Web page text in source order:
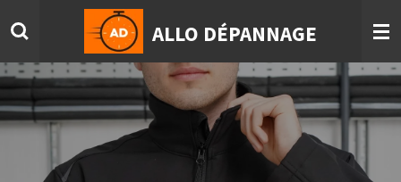
au
principal
ALLO DÉPANNAGE